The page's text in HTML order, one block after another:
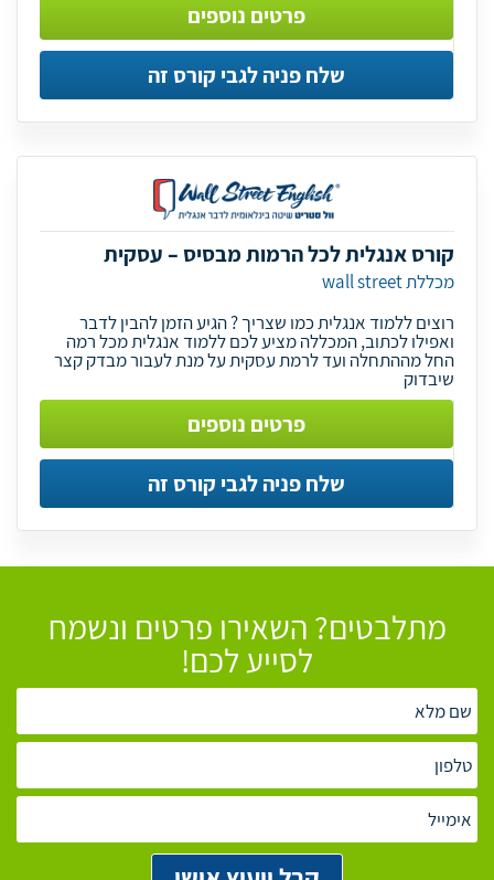
פרטים נוספים
שלח פניה לגבי קורס זה
קורס אנגלית לכל הרמות מבסיס – עסקית
מכללת wall street
רוצים ללמוד אנגלית כמו שצריך ? הגיע הזמן להבין לדבר
ואפילו לכתוב, המכללה מציע לכם ללמוד אנגלית מכל רמה
החל מההתחלה ועד לרמת עסקית על מנת לעבור מבדק קצר
שיבדוק
פרטים נוספים
שלח פניה לגבי קורס זה
מתלבטים? השאירו פרטים ונשמח
לסייע לכם!